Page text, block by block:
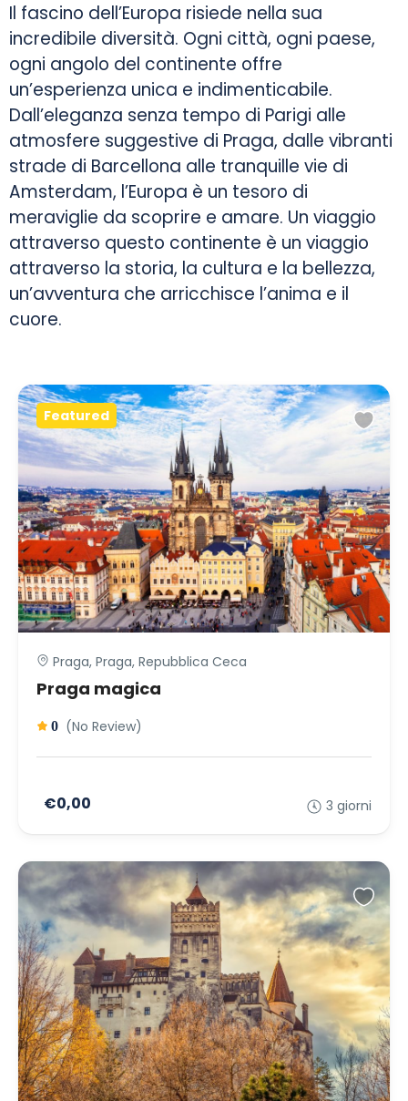
Il fascino dell’Europa risiede nella sua
incredibile diversità. Ogni città, ogni paese,
ogni angolo del continente offre
un’esperienza unica e indimenticabile.
Dall’eleganza senza tempo di Parigi alle
atmosfere suggestive di Praga, dalle vibranti
strade di Barcellona alle tranquille vie di
Amsterdam, l’Europa è un tesoro di
meraviglie da scoprire e amare. Un viaggio
attraverso questo continente è un viaggio
attraverso la storia, la cultura e la bellezza,
un’avventura che arricchisce l’anima e il
cuore.
Featured
Praga, Praga, Repubblica Ceca
Praga magica
0 (No Review)
€0,00 3 giorni